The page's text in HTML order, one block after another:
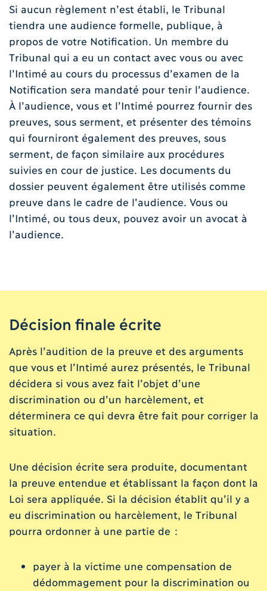
Si aucun règlement n’est établi, le Tribunal
tiendra une audience formelle, publique, à
propos de votre Notification. Un membre du
Tribunal qui a eu un contact avec vous ou avec
l’Intimé au cours du processus d’examen de la
Notification sera mandaté pour tenir l’audience.
À l’audience, vous et l’Intimé pourrez fournir des
preuves, sous serment, et présenter des témoins
qui fourniront également des preuves, sous
serment, de façon similaire aux procédures
suivies en cour de justice. Les documents du
dossier peuvent également être utilisés comme
preuve dans le cadre de l’audience. Vous ou
l’Intimé, ou tous deux, pouvez avoir un avocat à
l’audience.
Décision finale écrite
Après l’audition de la preuve et des arguments
que vous et l’Intimé aurez présentés, le Tribunal
décidera si vous avez fait l’objet d’une
discrimination ou d’un harcèlement, et
déterminera ce qui devra être fait pour corriger la
situation.
Une décision écrite sera produite, documentant
la preuve entendue et établissant la façon dont la
Loi sera appliquée. Si la décision établit qu’il y a
eu discrimination ou harcèlement, le Tribunal
pourra ordonner à une partie de :
payer à la victime une compensation de
dédommagement pour la discrimination ou